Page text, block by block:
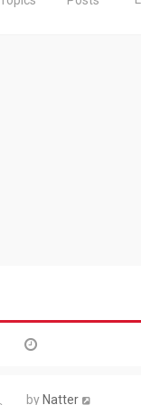
by Natter